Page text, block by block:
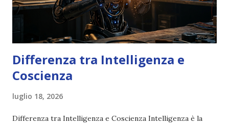
Differenza tra Intelligenza e
Coscienza
luglio 18, 2026
Differenza tra Intelligenza e Coscienza Intelligenza è la